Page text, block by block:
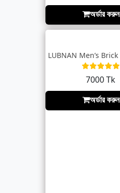
অর্ডার করুন
7000 Tk
অর্ডার করুন